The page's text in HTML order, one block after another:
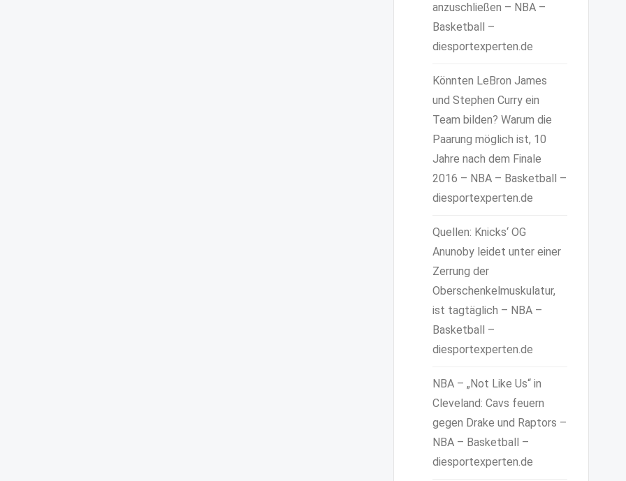
anzuschließen – NBA –
Basketball –
diesportexperten.de
Könnten LeBron James
und Stephen Curry ein
Team bilden? Warum die
Paarung möglich ist, 10
Jahre nach dem Finale
2016 – NBA – Basketball –
diesportexperten.de
Quellen: Knicks‘ OG
Anunoby leidet unter einer
Zerrung der
Oberschenkelmuskulatur,
ist tagtäglich – NBA –
Basketball –
diesportexperten.de
NBA – „Not Like Us“ in
Cleveland: Cavs feuern
gegen Drake und Raptors –
NBA – Basketball –
diesportexperten.de